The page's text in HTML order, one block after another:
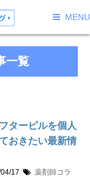
MENU
一覧
ターピルを個人
おきたい最新情
17
薬剤師コラ